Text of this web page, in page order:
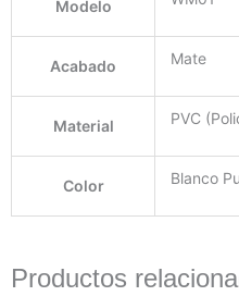
Modelo
Acabado Mate
Material PVC
Color Blanco
Productos